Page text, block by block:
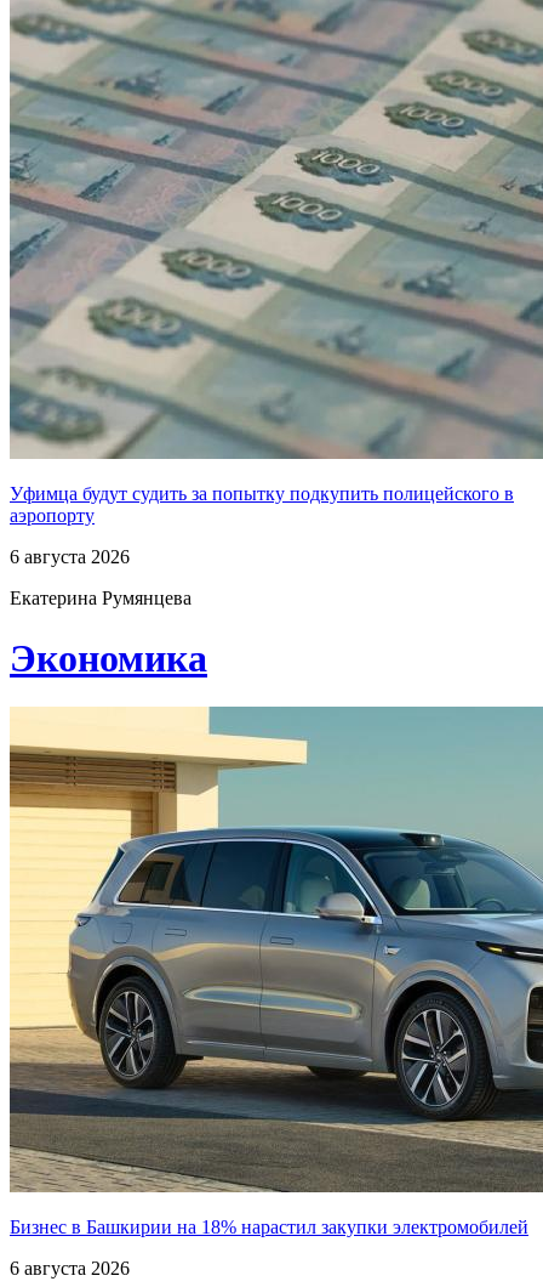
Уфимца будут судить за попытку подкупить полицейского в
аэропорту
6 августа 2026
Екатерина Румянцева
Экономика
Бизнес в Башкирии на 18% нарастил закупки электромобилей
6 августа 2026